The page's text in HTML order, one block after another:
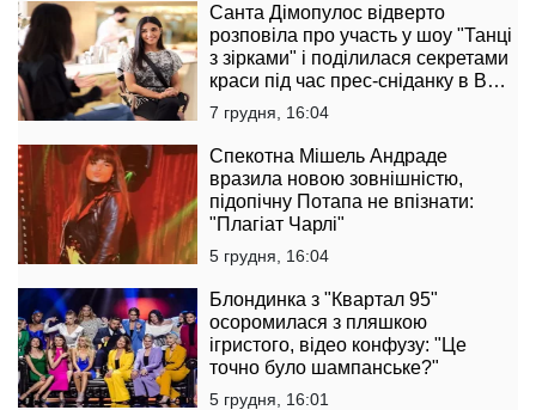
Санта Дімопулос відверто
розповіла про участь у шоу "Танці
з зірками" і поділилася секретами
краси під час прес-сніданку в B
Boutique Bar
7 грудня, 16:04
Спекотна Мішель Андраде
вразила новою зовнішністю,
підопічну Потапа не впізнати:
"Плагіат Чарлі"
5 грудня, 16:04
Блондинка з "Квартал 95"
осоромилася з пляшкою
ігристого, відео конфузу: "Це
точно було шампанське?"
5 грудня, 16:01